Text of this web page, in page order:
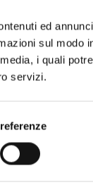
ed
sul
i quali
servizi.
e